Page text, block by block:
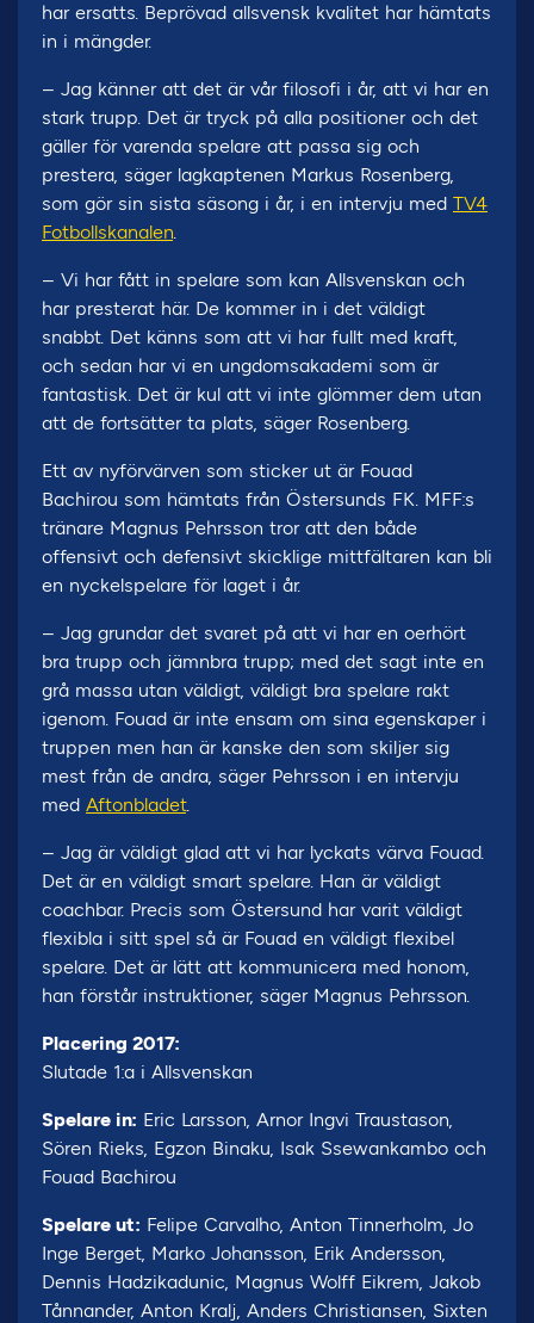
har ersatts. Beprövad allsvensk kvalitet har hämtats
in i mängder.
– Jag känner att det är vår filosofi i år, att vi har en
stark trupp. Det är tryck på alla positioner och det
gäller för varenda spelare att passa sig och
prestera, säger lagkaptenen Markus Rosenberg,
som gör sin sista säsong i år, i en intervju med TV4
Fotbollskanalen.
– Vi har fått in spelare som kan Allsvenskan och
har presterat här. De kommer in i det väldigt
snabbt. Det känns som att vi har fullt med kraft,
och sedan har vi en ungdomsakademi som är
fantastisk. Det är kul att vi inte glömmer dem utan
att de fortsätter ta plats, säger Rosenberg.
Ett av nyförvärven som sticker ut är Fouad
Bachirou som hämtats från Östersunds FK. MFF:s
tränare Magnus Pehrsson tror att den både
offensivt och defensivt skicklige mittfältaren kan bli
en nyckelspelare för laget i år.
– Jag grundar det svaret på att vi har en oerhört
bra trupp och jämnbra trupp; med det sagt inte en
grå massa utan väldigt, väldigt bra spelare rakt
igenom. Fouad är inte ensam om sina egenskaper i
truppen men han är kanske den som skiljer sig
mest från de andra, säger Pehrsson i en intervju
med Aftonbladet.
– Jag är väldigt glad att vi har lyckats värva Fouad.
Det är en väldigt smart spelare. Han är väldigt
coachbar. Precis som Östersund har varit väldigt
flexibla i sitt spel så är Fouad en väldigt flexibel
spelare. Det är lätt att kommunicera med honom,
han förstår instruktioner, säger Magnus Pehrsson.
Placering 2017:
Slutade 1:a i Allsvenskan
Spelare in: Eric Larsson, Arnor Ingvi Traustason,
Sören Rieks, Egzon Binaku, Isak Ssewankambo och
Fouad Bachirou
Spelare ut: Felipe Carvalho, Anton Tinnerholm, Jo
Inge Berget, Marko Johansson, Erik Andersson,
Dennis Hadzikadunic, Magnus Wolff Eikrem, Jakob
Tånnander, Anton Kralj, Anders Christiansen, Sixten